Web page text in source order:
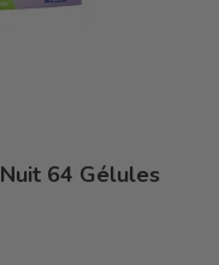
64 Gélules